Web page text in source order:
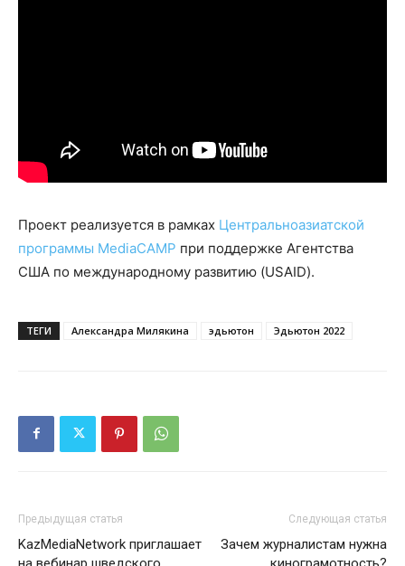
Проект реализуется в рамках Центральноазиатской
программы MediaCAMP при поддержке Агентства
США по международному развитию (USAID).
ТЕГИ Александра Милякина эдьютон Эдьютон 2022
Предыдущая статья
KazMediaNetwork приглашает
Следующая статья
Зачем журналистам нужна